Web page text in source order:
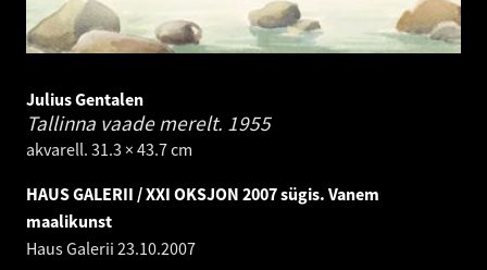
Julius Gentalen
Tallinna vaade merelt. 1955
akvarell. 31.3 × 43.7 cm
HAUS GALERII / XXI OKSJON 2007 sügis. Vanem
maalikunst
Haus Galerii 23.10.2007